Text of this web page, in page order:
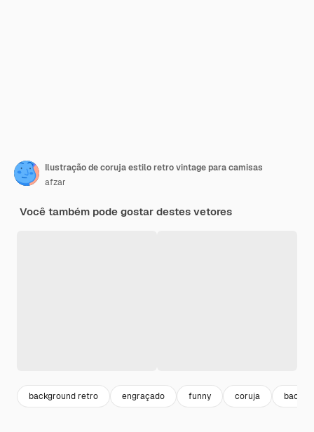
Ilustração de coruja estilo retro vintage para camisas
afzar
Você também pode gostar destes vetores
background retro engraçado funny coruja